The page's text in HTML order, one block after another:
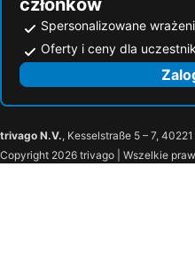
członków
Spersonalizowane
Oferty i ceny dla
trivago N.V., Kesselstraße 5 – 7,
Copyright 2026 trivago | Wszelkie